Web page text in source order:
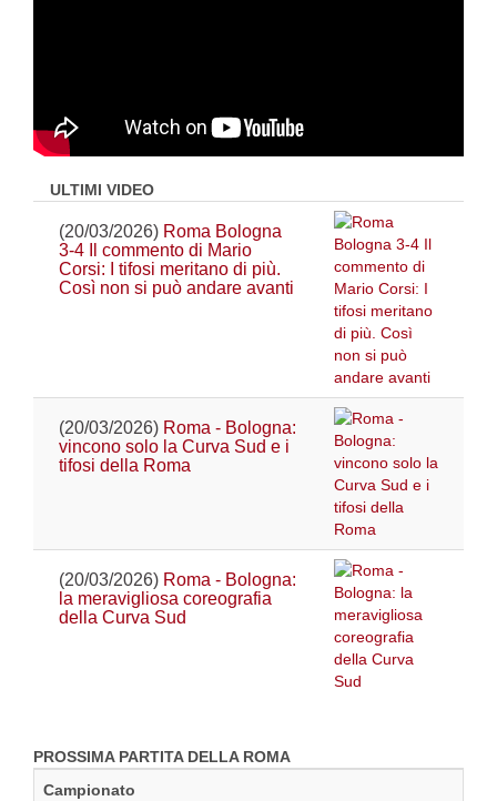
ULTIMI VIDEO
(20/03/2026) Roma Bologna
3-4 Il commento di Mario
Corsi: I tifosi meritano di più.
Così non si può andare avanti
(20/03/2026) Roma - Bologna:
vincono solo la Curva Sud e i
tifosi della Roma
(20/03/2026) Roma - Bologna:
la meravigliosa coreografia
della Curva Sud
PROSSIMA PARTITA DELLA ROMA
Campionato